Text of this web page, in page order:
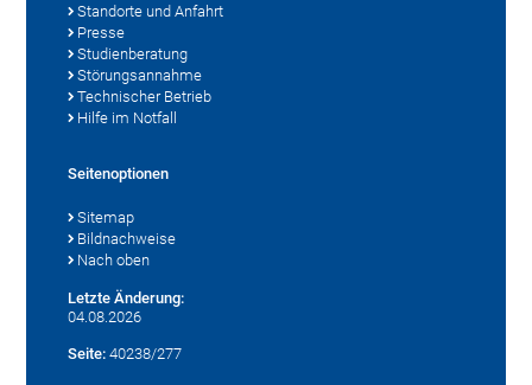
Standorte und Anfahrt
Presse
Studienberatung
Störungsannahme
Technischer Betrieb
Hilfe im Notfall
Seitenoptionen
Sitemap
Bildnachweise
Nach oben
Letzte Änderung:
04.08.2026
Seite: 40238/277